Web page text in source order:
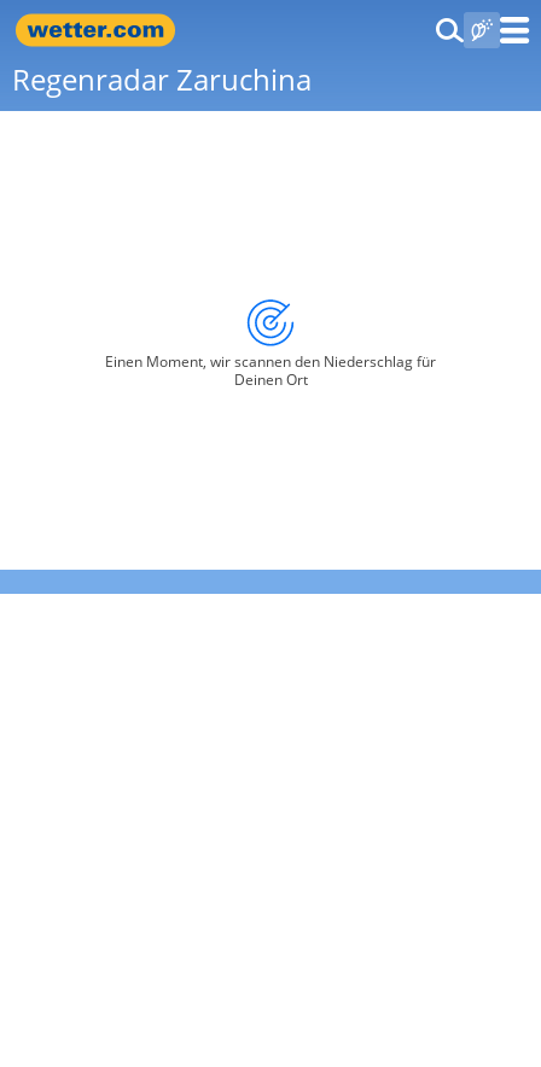
Regenradar Zaruchina
Einen Moment, wir scannen den Niederschlag für
Deinen Ort